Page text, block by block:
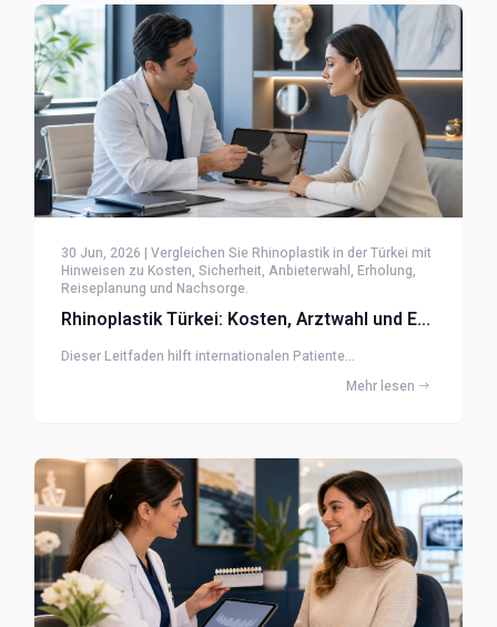
30 Jun, 2026 | Vergleichen Sie Rhinoplastik in der Türkei mit
Hinweisen zu Kosten, Sicherheit, Anbieterwahl, Erholung,
Reiseplanung und Nachsorge.
Rhinoplastik Türkei: Kosten, Arztwahl und Erholung
Dieser Leitfaden hilft internationalen Patiente...
Mehr lesen